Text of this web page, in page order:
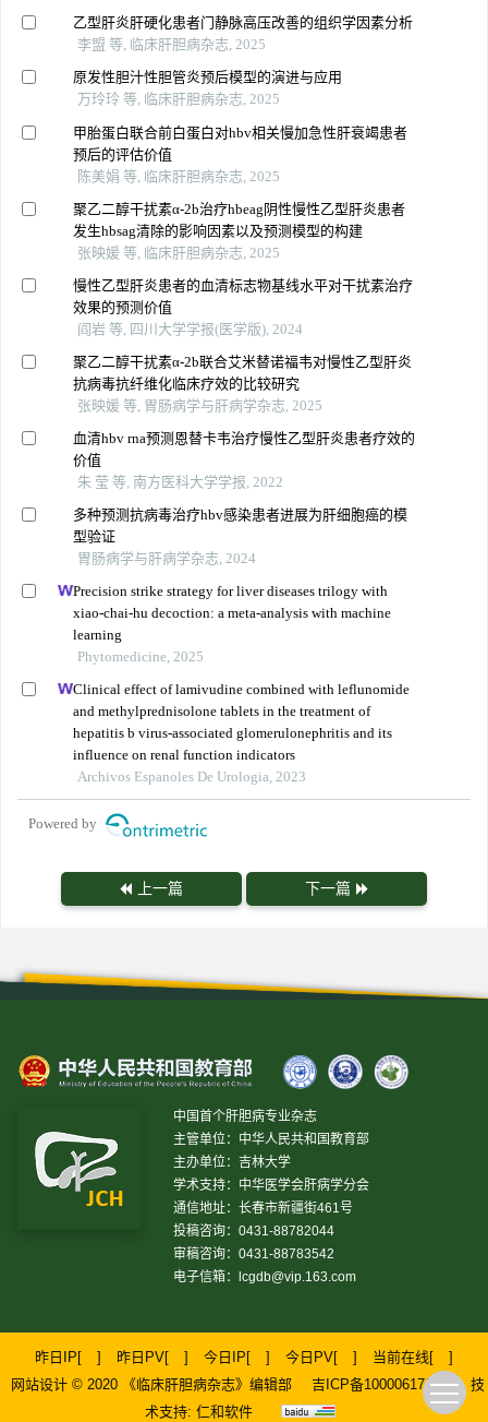
乙型肝炎肝硬化患者门静脉高压改善的组织学因素分析
李盟 等, 临床肝胆病杂志, 2025
原发性胆汁性胆管炎预后模型的演进与应用
万玲玲 等, 临床肝胆病杂志, 2025
甲胎蛋白联合前白蛋白对hbv相关慢加急性肝衰竭患者
预后的评估价值
陈美娟 等, 临床肝胆病杂志, 2025
聚乙二醇干扰素α-2b治疗hbeag阴性慢性乙型肝炎患者
发生hbsag清除的影响因素以及预测模型的构建
张映媛 等, 临床肝胆病杂志, 2025
慢性乙型肝炎患者的血清标志物基线水平对干扰素治疗
效果的预测价值
阎岩 等, 四川大学学报(医学版), 2024
聚乙二醇干扰素α-2b联合艾米替诺福韦对慢性乙型肝炎
抗病毒抗纤维化临床疗效的比较研究
张映媛 等, 胃肠病学与肝病学杂志, 2025
血清hbv rna预测恩替卡韦治疗慢性乙型肝炎患者疗效的
价值
朱 莹 等, 南方医科大学学报, 2022
多种预测抗病毒治疗hbv感染患者进展为肝细胞癌的模
型验证
胃肠病学与肝病学杂志, 2024
Precision strike strategy for liver diseases trilogy with
xiao-chai-hu decoction: a meta-analysis with machine
learning
Phytomedicine, 2025
Clinical effect of lamivudine combined with leflunomide
and methylprednisolone tablets in the treatment of
hepatitis b virus-associated glomerulonephritis and its
influence on renal function indicators
Archivos Espanoles De Urologia, 2023
Powered by
上一篇 下一篇
中国首个肝胆病专业杂志
主管单位：中华人民共和国教育部
主办单位：吉林大学
学术支持：中华医学会肝病学分会
通信地址：长春市新疆街461号
投稿咨询：0431-88782044
审稿咨询：0431-88783542
电子信箱：
lcgdb@vip.163.com
昨日IP[ ] 昨日PV[ ] 今日IP[ ] 今日PV[ ] 当前在线[
]
网站设计 © 2020 《临床肝胆病杂志》编辑部
吉ICP备10000617号-1
技
术支持: 仁和软件